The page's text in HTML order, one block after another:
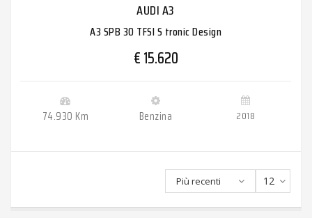
AUDI A3
A3 SPB 30 TFSI S tronic Design
€ 15.620
74.930 Km Benzina 2018
12
Più recenti